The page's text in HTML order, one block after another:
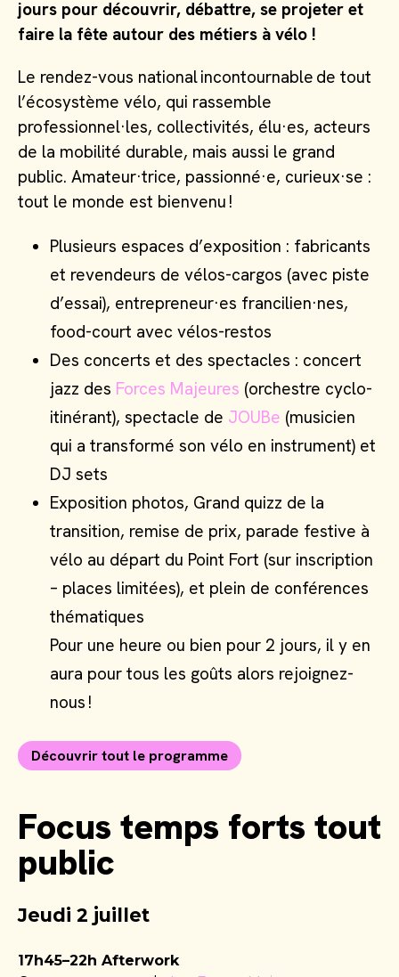
jours pour découvrir, débattre, se projeter et
faire la fête autour des métiers à vélo !
Le rendez-vous national incontournable de tout
l’écosystème vélo, qui rassemble
professionnel·les, collectivités, élu·es, acteurs
de la mobilité durable, mais aussi le grand
public. Amateur·trice, passionné·e, curieux·se :
tout le monde est bienvenu !
Plusieurs espaces d’exposition : fabricants
et revendeurs de vélos-cargos (avec piste
d’essai), entrepreneur·es francilien·nes,
food-court avec vélos-restos
Des concerts et des spectacles : concert
jazz des Forces Majeures (orchestre cyclo-
itinérant), spectacle de JOUBe (musicien
qui a transformé son vélo en instrument) et
DJ sets
Exposition photos, Grand quizz de la
transition, remise de prix, parade festive à
vélo au départ du Point Fort (sur inscription
– places limitées), et plein de conférences
thématiques
Pour une heure ou bien pour 2 jours, il y en
aura pour tous les goûts alors rejoignez-
nous !
Découvrir tout le programme
Focus temps forts tout
public
Jeudi 2 juillet
17h45–22h Afterwork